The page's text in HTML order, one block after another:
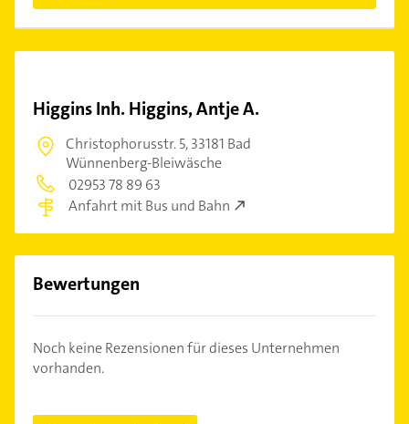
Higgins Inh. Higgins, Antje A.
Christophorusstr. 5,33181 Bad
Wünnenberg-Bleiwäsche
02953 78 89 63
Anfahrt mit Bus und Bahn
Bewertungen
Noch keine Rezensionen für dieses Unternehmen
vorhanden.